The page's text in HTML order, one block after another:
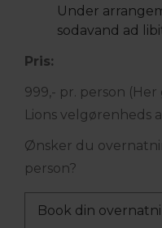
Under
sodavand ad
Pris:
999,- pr. person
Lions velgørenheds
Ønsker du
person?
Book din